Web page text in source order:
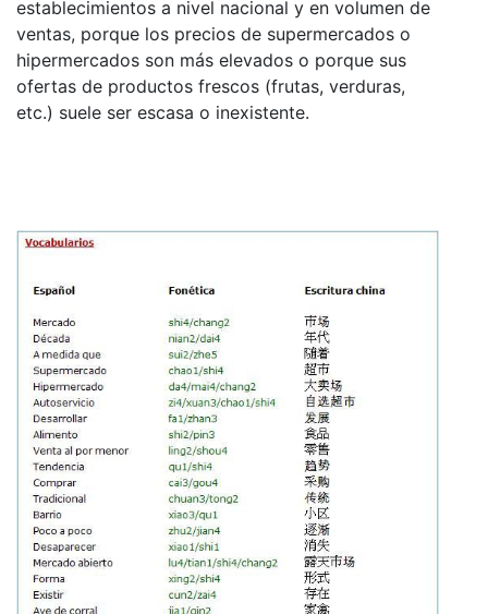
establecimientos a nivel nacional y en volumen de
ventas, porque los precios de supermercados o
hipermercados son más elevados o porque sus
ofertas de productos frescos (frutas, verduras,
etc.) suele ser escasa o inexistente.